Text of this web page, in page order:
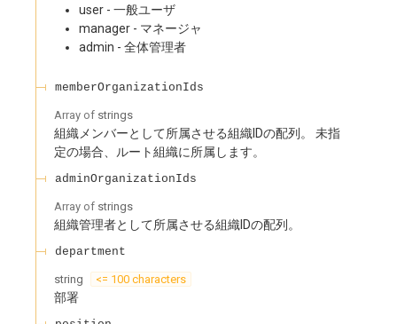
user - 一般ユーザ
manager - マネージャ
admin - 全体管理者
memberOrganizationIds
Array of strings
組織メンバーとして所属させる組織IDの配列。 未指
定の場合、ルート組織に所属します。
adminOrganizationIds
Array of strings
組織管理者として所属させる組織IDの配列。
department
string <= 100 characters
部署